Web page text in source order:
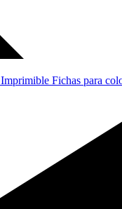
Imprimible Fichas para